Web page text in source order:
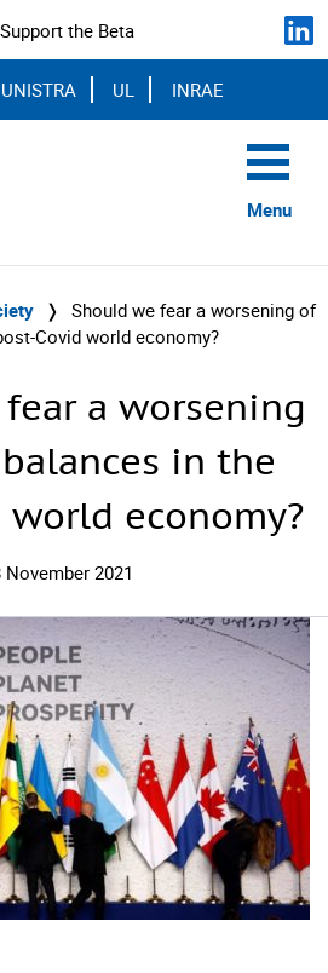
Support the Beta
UNISTRA UL INRAE
Menu
❭ Should we fear a worsening of
Covid world economy?
a worsening
in the
world economy?
November 2021